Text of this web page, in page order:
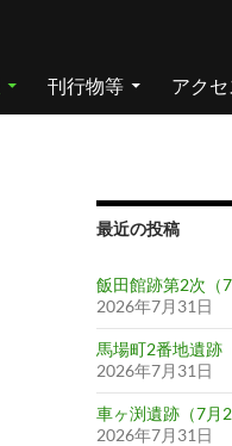
刊行物等 アクセ
最近の投稿
飯田館跡第2次（
2026年7月31日
馬場町2番地遺跡
2026年7月31日
車ヶ渕遺跡（7月
2026年7月31日